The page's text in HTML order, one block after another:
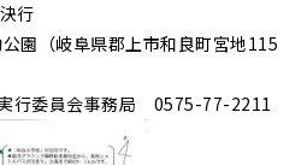
行
園（岐阜県郡上市和良町宮地115
行委員会事務局 0575-77-2211